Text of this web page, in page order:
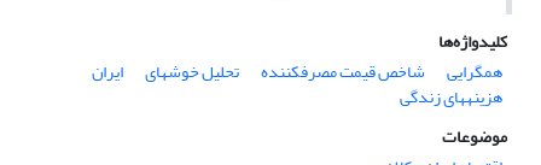
کلیدواژه‌ها
همگرایی
شاخص قیمت مصرف­کننده تحلیل خوشه­ای ایران
هزینه‏های زندگی
موضوعات